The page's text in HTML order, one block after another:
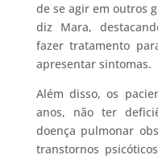
de se agir em outros
diz Mara,
fazer tratamento
apresentar sintomas.
Além disso, os
anos, não ter
doença pulmonar
transtornos